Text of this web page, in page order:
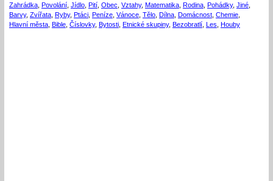
Zahrádka, Povolání, Jídlo, Pití, Obec Vztahy, Matematika, Rodina, Pohádky, Jiné,
Barvy, Zvířata, Ryby, Ptáci, Peníze, Vánoce, Tělo, Dílna, Domácnost, Chemie,
Hlavní města, Bible, Číslovky, Bytosti, Etnické skupiny, Bezobratlí, Les Houby